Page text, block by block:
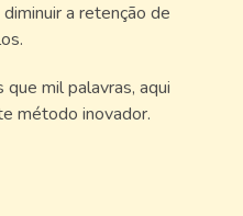
a retenção de
mil palavras, aqui
método inovador.